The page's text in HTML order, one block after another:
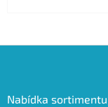
Nabídka sortimentu